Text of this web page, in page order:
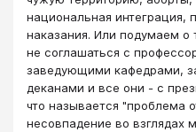
национальная интеграция,
наказания. Или подумаем о
не соглашаться с
заведующими кафедрами,
деканами и все они - с
что называется "проблема
несовпадение во